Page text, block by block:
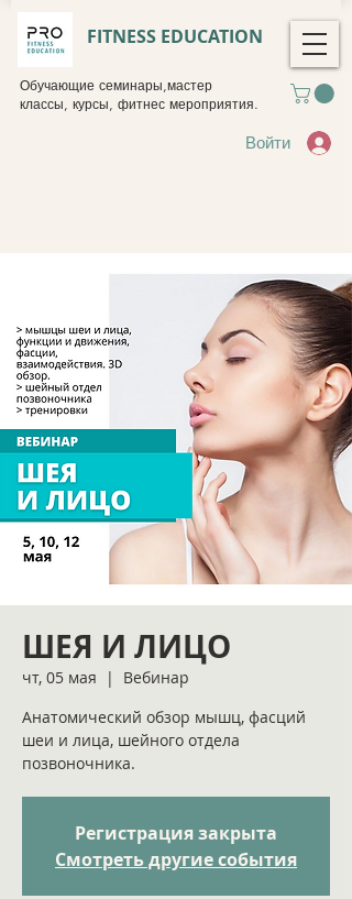
FITNESS EDUCATION
Обучающие семинары,мастер
классы, курсы, фитнес мероприятия.
Войти
ШЕЯ И ЛИЦО
чт, 05 мая
  |
Вебинар
Анатомический обзор мышц, фасций
шеи и лица, шейного отдела
позвоночника.
Регистрация закрыта
Смотреть другие события